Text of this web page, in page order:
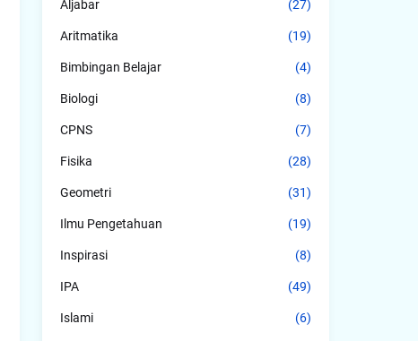
Aljabar (27)
Aritmatika (19)
Bimbingan Belajar (4)
Biologi (8)
CPNS (7)
Fisika (28)
Geometri (31)
Ilmu Pengetahuan (19)
Inspirasi (8)
IPA (49)
Islami (6)